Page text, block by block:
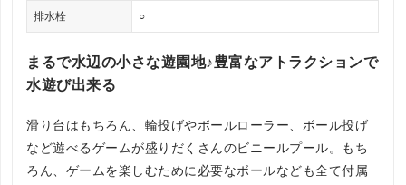
排水栓 ○
まるで水辺の小さな遊園地♪豊富なアトラクションで
水遊び出来る
滑り台はもちろん、輪投げやボールローラー、ボール投げ
など遊べるゲームが盛りだくさんのビニールプール。もち
ろん、ゲームを楽しむために必要なボールなども全て付属